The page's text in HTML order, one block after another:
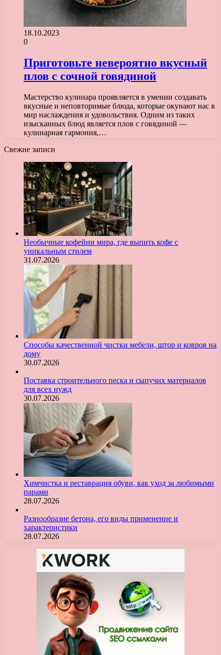
18.10.2023
0
Приготовьте невероятно вкусный
плов с сочной говядиной
Мастерство кулинара проявляется в умении создавать
вкусные и неповторимые блюда, которые окунают нас в
мир наслаждения и удовольствия. Одним из таких
изысканных блюд является плов с говядиной —
кулинарная гармония,…
Свежие записи
Необычные кофейни мира, где выпить кофе с
уникальным стилем
31.07.2026
Способы качественной чистки мебели, штор и ковров на
дому
30.07.2026
Поставка строительного песка и сыпучих материалов
для всех нужд
30.07.2026
Химчистка и реставрация обуви, как уход за любимыми
парами
28.07.2026
Разнообразие бетона, его виды применение и
характеристики
28.07.2026